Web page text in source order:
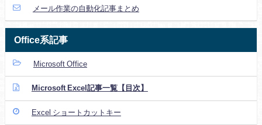
メール作業の自動化記事まとめ
Office系記事
Microsoft Office
Microsoft Excel記事一覧【目次】
Excel ショートカットキー